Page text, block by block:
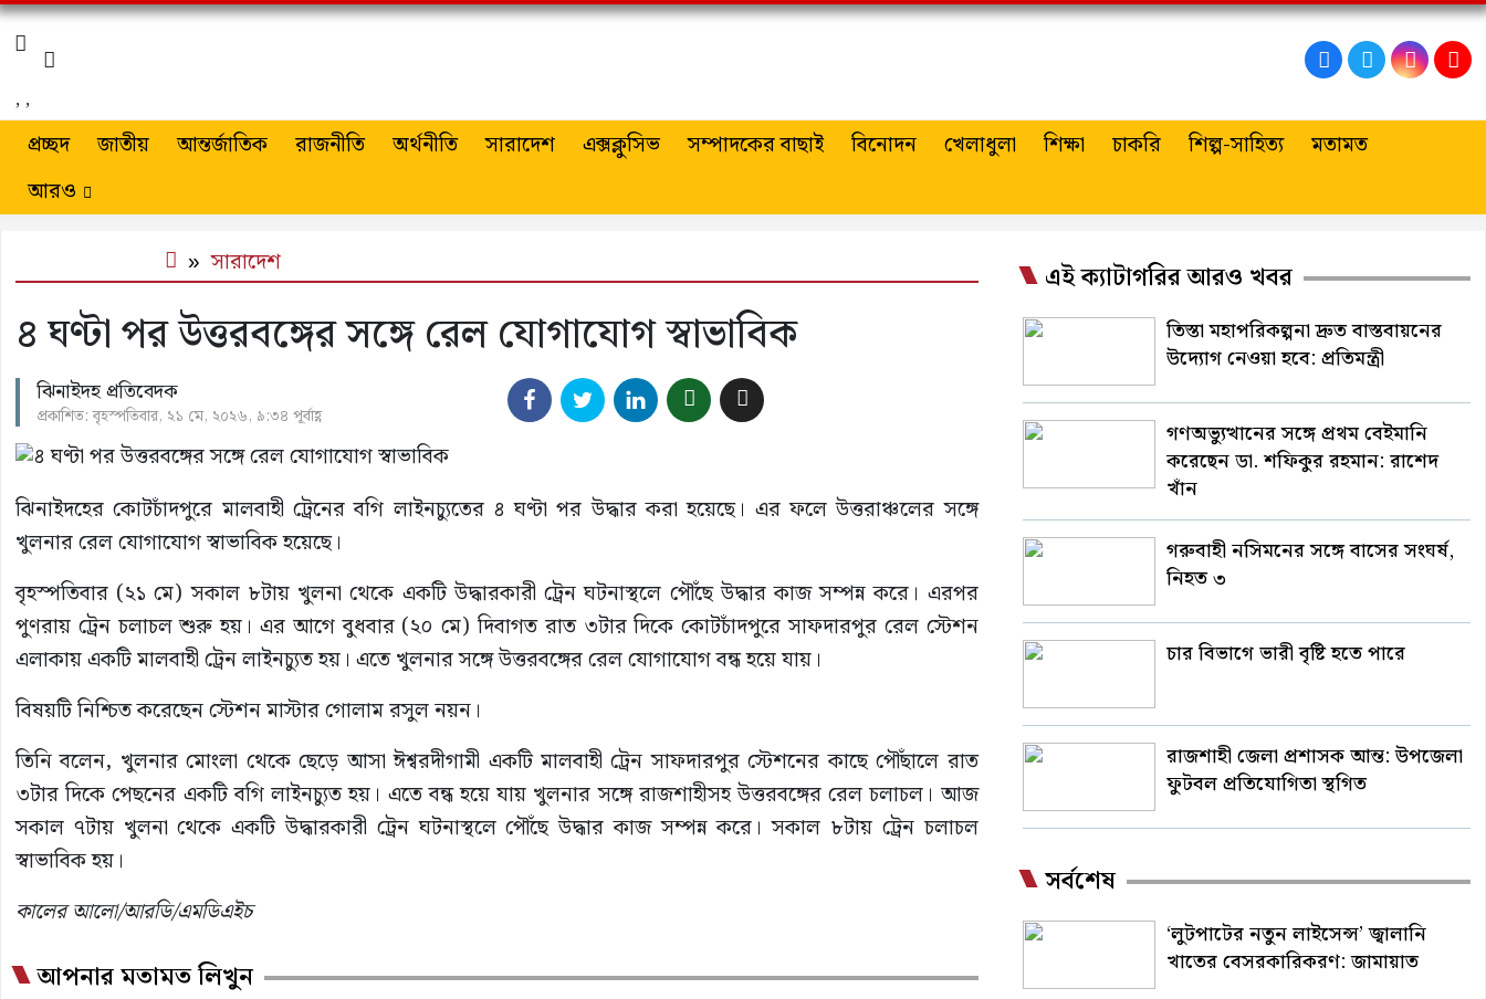
, ,
প্রচ্ছদ জাতীয় আন্তর্জাতিক রাজনীতি অর্থনীতি সারাদেশ এক্সক্লুসিভ সম্পাদকের বাছাই বিনোদন খেলাধুলা শিক্ষা চাকরি শিল্প-সাহিত্য
মতামত
আরও
সারাদেশ
৪ ঘণ্টা পর উত্তরবঙ্গের সঙ্গে রেল যোগাযোগ স্বাভাবিক
ঝিনাইদহ প্রতিবেদক
প্রকাশিত: বৃহস্পতিবার, ২১ মে, ২০২৬, ৯:৩৪ পূর্বাহ্ণ
ঝিনাইদহের কোটচাঁদপুরে মালবাহী ট্রেনের বগি লাইনচ্যুতের ৪ ঘণ্টা পর উদ্ধার করা হয়েছে। এর ফলে উত্তরাঞ্চলের সঙ্গে
খুলনার রেল যোগাযোগ স্বাভাবিক হয়েছে।
বৃহস্পতিবার (২১ মে) সকাল ৮টায় খুলনা থেকে একটি উদ্ধারকারী ট্রেন ঘটনাস্থলে পৌঁছে উদ্ধার কাজ সম্পন্ন করে। এরপর
পুণরায় ট্রেন চলাচল শুরু হয়। এর আগে বুধবার (২০ মে) দিবাগত রাত ৩টার দিকে কোটচাঁদপুরে সাফদারপুর রেল স্টেশন
এলাকায় একটি মালবাহী ট্রেন লাইনচ্যুত হয়। এতে খুলনার সঙ্গে উত্তরবঙ্গের রেল যোগাযোগ বন্ধ হয়ে যায়।
বিষয়টি নিশ্চিত করেছেন স্টেশন মাস্টার গোলাম রসুল নয়ন।
তিনি বলেন, খুলনার মোংলা থেকে ছেড়ে আসা ঈশ্বরদীগামী একটি মালবাহী ট্রেন সাফদারপুর স্টেশনের কাছে পৌঁছালে রাত
৩টার দিকে পেছনের একটি বগি লাইনচ্যুত হয়। এতে বন্ধ হয়ে যায় খুলনার সঙ্গে রাজশাহীসহ উত্তরবঙ্গের রেল চলাচল। আজ
সকাল ৭টায় খুলনা থেকে একটি উদ্ধারকারী ট্রেন ঘটনাস্থলে পৌঁছে উদ্ধার কাজ সম্পন্ন করে। সকাল ৮টায় ট্রেন চলাচল
স্বাভাবিক হয়।
কালের আলো/আরডি/এমডিএইচ
আপনার মতামত লিখুন
এই ক্যাটাগরির আরও খবর
তিস্তা মহাপরিকল্পনা দ্রুত বাস্তবায়নের
উদ্যোগ নেওয়া হবে: প্রতিমন্ত্রী
গণঅভ্যুত্থানের সঙ্গে প্রথম বেইমানি
করেছেন ডা. শফিকুর রহমান: রাশেদ
খাঁন
গরুবাহী নসিমনের সঙ্গে বাসের সংঘর্ষ,
নিহত ৩
চার বিভাগে ভারী বৃষ্টি হতে পারে
রাজশাহী জেলা প্রশাসক আন্ত: উপজেলা
ফুটবল প্রতিযোগিতা স্থগিত
সর্বশেষ
‘লুটপাটের নতুন লাইসেন্স’ জ্বালানি
খাতের বেসরকারিকরণ: জামায়াত